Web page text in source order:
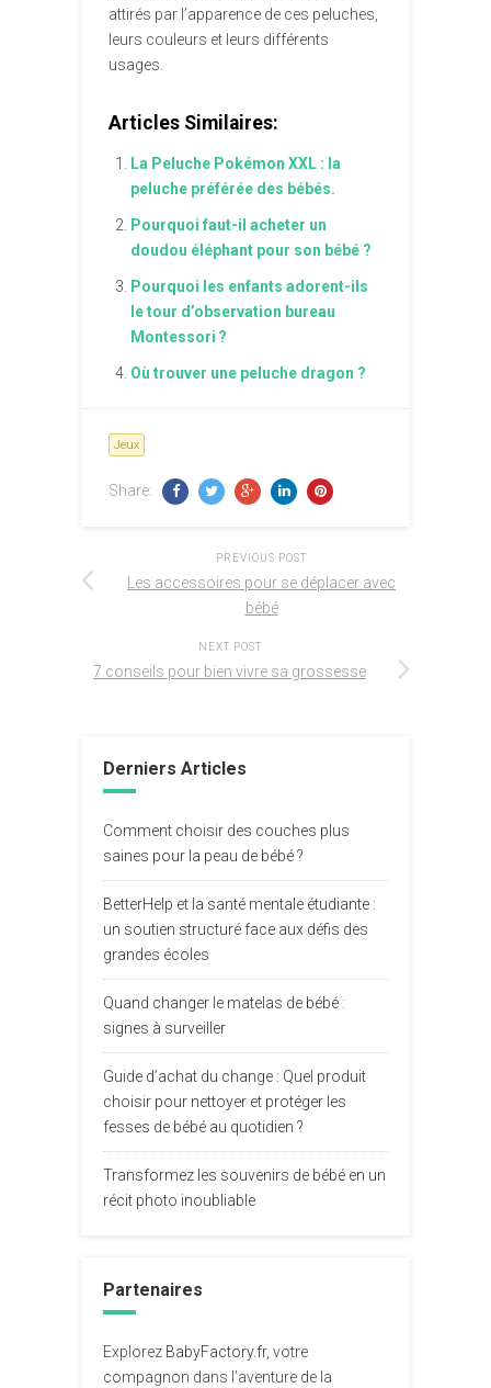
attirés par l’apparence de ces peluches,
leurs couleurs et leurs différents
usages.
Articles Similaires:
La Peluche Pokémon XXL : la
peluche préférée des bébés.
Pourquoi faut-il acheter un
doudou éléphant pour son bébé ?
Pourquoi les enfants adorent-ils
le tour d’observation bureau
Montessori ?
Où trouver une peluche dragon ?
Jeux
Share:
PREVIOUS POST
Les accessoires pour se déplacer avec
bébé
NEXT POST
7 conseils pour bien vivre sa grossesse
Derniers Articles
Comment choisir des couches plus
saines pour la peau de bébé ?
BetterHelp et la santé mentale étudiante :
un soutien structuré face aux défis des
grandes écoles
Quand changer le matelas de bébé :
signes à surveiller
Guide d’achat du change : Quel produit
choisir pour nettoyer et protéger les
fesses de bébé au quotidien ?
Transformez les souvenirs de bébé en un
récit photo inoubliable
Partenaires
Explorez BabyFactory.fr, votre
compagnon dans l’aventure de la